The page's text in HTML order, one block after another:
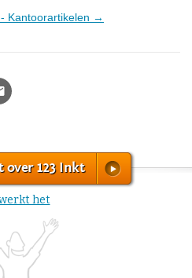
Kantoorartikelen →
over 123 Inkt
het